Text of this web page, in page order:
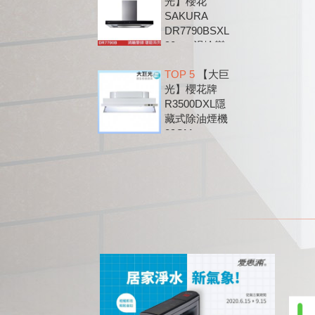
SAKURA
DR7790BSXL
90cm 渦輪變
除油煙機
DR7790B
TOP 5【大巨
光】櫻花牌
R3500DXL隱
藏式除油煙機
89CM